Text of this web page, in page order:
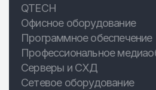
QTECH
Офисное оборудование
Программное обеспечение
Профессиональное
Серверы и СХД
Сетевое оборудование